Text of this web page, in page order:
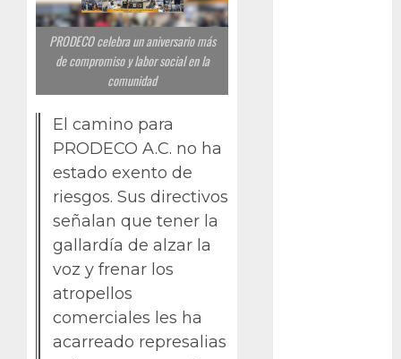
PRODECO celebra un aniversario más
de compromiso y labor social en la
comunidad
El camino para
PRODECO A.C. no ha
estado exento de
riesgos. Sus directivos
señalan que tener la
gallardía de alzar la
voz y frenar los
atropellos
comerciales les ha
acarreado represalias